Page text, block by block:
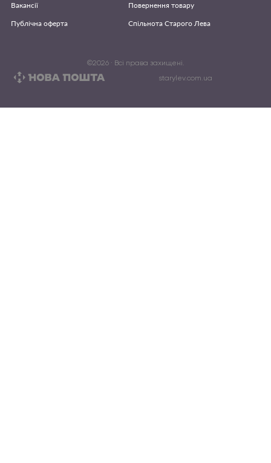
Вакансії
Повернення товару
Публічна оферта
Спільнота Старого Лева
©2026· Всі права захищені.
starylev.com.ua